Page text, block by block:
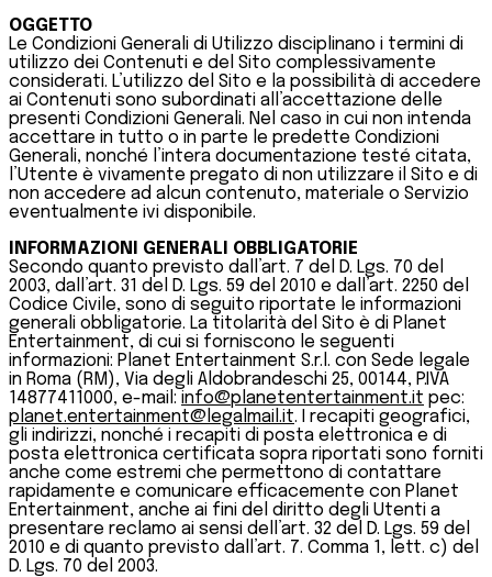
OGGETTO
Le Condizioni Generali di Utilizzo disciplinano i termini di
utilizzo dei Contenuti e del Sito complessivamente
considerati. L’utilizzo del Sito e la possibilità di accedere
ai Contenuti sono subordinati all’accettazione delle
presenti Condizioni Generali. Nel caso in cui non intenda
accettare in tutto o in parte le predette Condizioni
Generali, nonché l’intera documentazione testé citata,
l’Utente è vivamente pregato di non utilizzare il Sito e di
non accedere ad alcun contenuto, materiale o Servizio
eventualmente ivi disponibile.
INFORMAZIONI GENERALI OBBLIGATORIE
Secondo quanto previsto dall’art. 7 del D. Lgs. 70 del
2003, dall’art. 31 del D. Lgs. 59 del 2010 e dall’art. 2250 del
Codice Civile, sono di seguito riportate le informazioni
generali obbligatorie. La titolarità del Sito è di Planet
Entertainment, di cui si forniscono le seguenti
informazioni: Planet Entertainment S.r.l. con Sede legale
in Roma (RM), Via degli Aldobrandeschi 25, 00144, P.IVA
14877411000, e-mail: info@planetentertainment.it pec:
planet.entertainment@legalmail.it. I recapiti geografici,
gli indirizzi, nonché i recapiti di posta elettronica e di
posta elettronica certificata sopra riportati sono forniti
anche come estremi che permettono di contattare
rapidamente e comunicare efficacemente con Planet
Entertainment, anche ai fini del diritto degli Utenti a
presentare reclamo ai sensi dell’art. 32 del D. Lgs. 59 del
2010 e di quanto previsto dall’art. 7. Comma 1, lett. c) del
D. Lgs. 70 del 2003.